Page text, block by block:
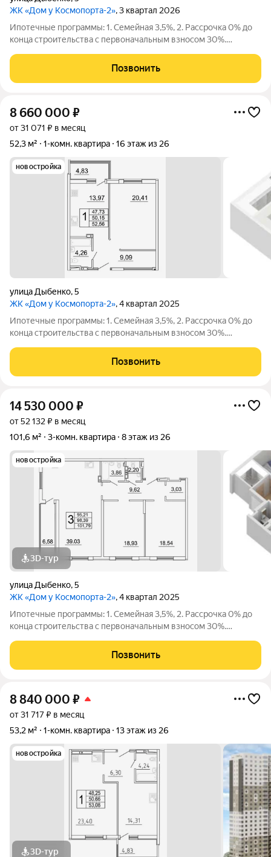
ЖК «Дом у Космопорта-2», 3 квартал 2026
Ипотечные программы: 1. Семейная 3,5%, 2. Рассрочка 0% до
конца строительства с первоначальным взносом 30%.
комплексе «Дом у Космопорта 2»;. ЖК «Дом у Космопорта 2»
располагается в географическом
Позвонить
8 660 000 ₽
от 31 071 ₽ в месяц
52,3 м²
1-комн. квартира 16 этаж из 26
новостройка
улица Дыбенко,5
ЖК «Дом у Космопорта-2», 4 квартал 2025
Ипотечные программы: 1. Семейная 3,5%, 2. Рассрочка 0% до
конца строительства с первоначальным взносом 30%.
комплексе «Дом у Космопорта 2» ;. ЖК «Дом у Космопорта 2»
располагается в
Позвонить
14 530 000 ₽
от 52 132 ₽ в месяц
101,6 м²
3-комн. квартира 8 этаж из 26
новостройка
3D-тур
улица Дыбенко,5
ЖК «Дом у Космопорта-2», 4 квартал 2025
Ипотечные программы: 1. Семейная 3,5%, 2. Рассрочка 0% до
конца строительства с первоначальным взносом 30%.
комплексе «Дом у Космопорта 2»;. ЖК «Дом у Космопорта 2»
располагается в
Позвонить
8 840 000 ₽
от 31 717 ₽ в месяц
53,2 м²
1-комн. квартира 13 этаж из 26
новостройка
3D-тур